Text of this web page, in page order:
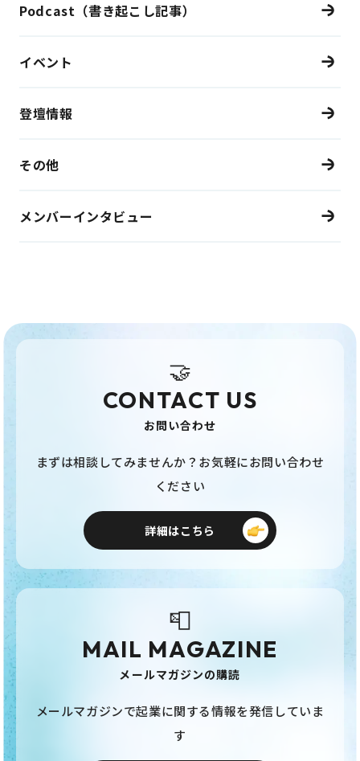
Podcast（書き起こし記事）
イベント
登壇情報
その他
メンバーインタビュー
🤝
CONTACT US
お問い合わせ
まずは相談してみませんか？お気軽にお問い合わせ
ください
詳細はこちら
📮
MAIL MAGAZINE
メールマガジンの購読
メールマガジンで起業に関する情報を発信していま
す